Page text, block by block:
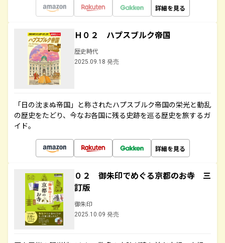
詳細を見る
Ｈ０２ ハプスブルク帝国
歴史時代
2025.09.18 発売
「日の沈まぬ帝国」と称されたハプスブルク帝国の栄光と動乱
の歴史をたどり、今なお各国に残る史跡を巡る歴史を旅するガ
イド。
詳細を見る
０２ 御朱印でめぐる京都のお寺 三
訂版
御朱印
2025.10.09 発売